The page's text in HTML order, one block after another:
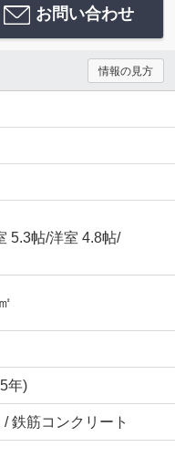
お問い合わせ
情報の見方
5.3帖/洋室 4.8帖/
年)
鉄筋コンクリート